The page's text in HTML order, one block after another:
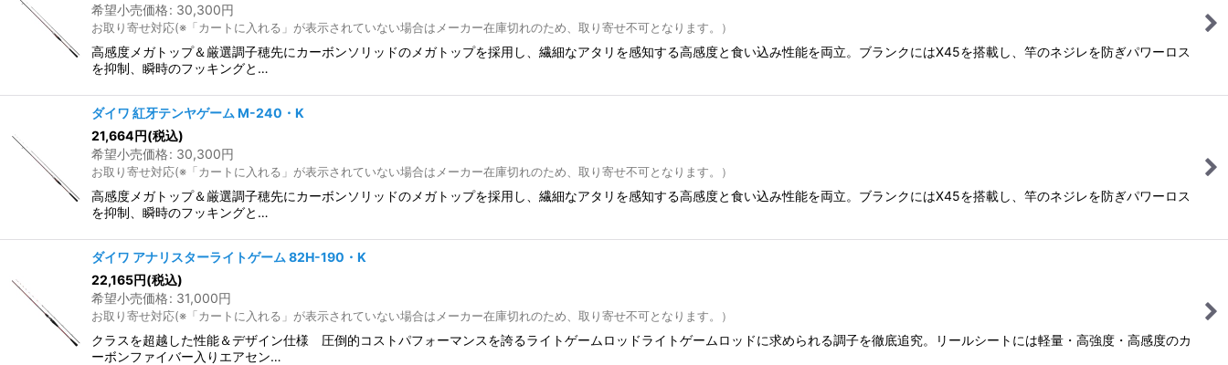
希望小売価格: 30,300円
お取り寄せ対応(※「カートに入れる」が表示されていない場合はメーカー在庫切れのため、取り寄せ不可となります。）
高感度メガトップ＆厳選調子穂先にカーボンソリッドのメガトップを採用し、繊細なアタリを感知する高感度と食い込み性能を両立。ブランクにはX45を搭載し、竿のネジレを防ぎパワーロス
を抑制、瞬時のフッキングと…
ダイワ 紅牙テンヤゲーム M-240・K
21,664円(税込)
希望小売価格: 30,300円
お取り寄せ対応(※「カートに入れる」が表示されていない場合はメーカー在庫切れのため、取り寄せ不可となります。）
高感度メガトップ＆厳選調子穂先にカーボンソリッドのメガトップを採用し、繊細なアタリを感知する高感度と食い込み性能を両立。ブランクにはX45を搭載し、竿のネジレを防ぎパワーロス
を抑制、瞬時のフッキングと…
ダイワ アナリスターライトゲーム 82H-190・K
22,165円(税込)
希望小売価格: 31,000円
お取り寄せ対応(※「カートに入れる」が表示されていない場合はメーカー在庫切れのため、取り寄せ不可となります。）
クラスを超越した性能＆デザイン仕様 圧倒的コストパフォーマンスを誇るライトゲームロッドライトゲームロッドに求められる調子を徹底追究。リールシートには軽量・高強度・高感度のカ
ーボンファイバー入りエアセン…